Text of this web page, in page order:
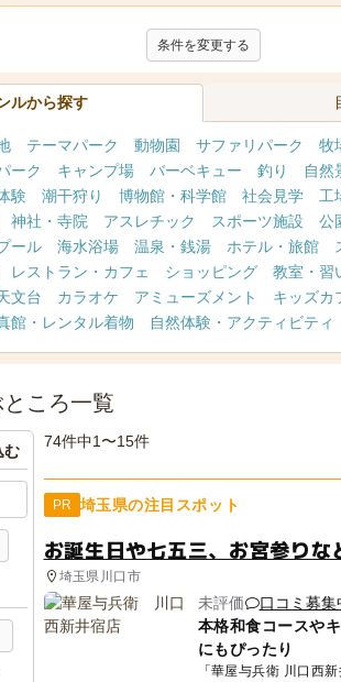
条件を変更する
ルから探す
テーマパーク 動物園 サファリパーク 牧
ーク
キャンプ場 バーベキュー 釣り 自然
験 潮干狩り 博物館・科学館 社会見学 工
神社・寺院 アスレチック スポーツ施設 公
ール 海水浴場 温泉・銭湯 ホテル・旅館
レストラン・カフェ ショッピング 教室・習
文台
カラオケ アミューズメント キッズカ
館・レンタル着物 自然体験・アクティビティ
ころ一覧
74件中1〜15件
PR 埼玉県の注目スポット
お誕生日や七五三、お宮参りな
埼玉県川口市
未評価
口コミ募集
本格和食コースや
にもぴったり
「華屋与兵衛 川口西
む